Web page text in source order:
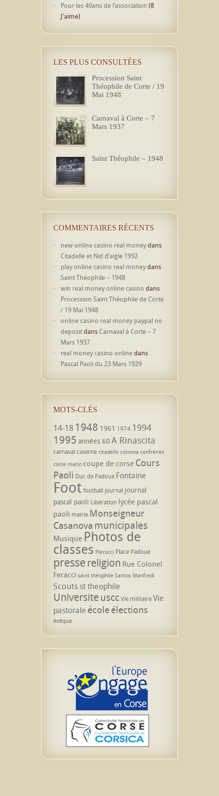
Pour les 40ans de l’association (8
J'aime)
LES PLUS CONSULTÉES
Procession Saint
Théophile de Corte / 19
Mai 1948
Carnaval à Corte – 7
Mars 1937
Saint Théophile – 1948
COMMENTAIRES RÉCENTS
new online casino real moneydans
Citadelle et Nid d’aigle 1992
play online casino real moneydans
Saint Théophile – 1948
win real money online casino dans
Procession Saint Théophile de Corte
/ 19 Mai 1948
online casino real money paypal no
depositdans Carnaval à Corte – 7
Mars 1937
real money casino onlinedans
Pascal Paoli du 23 Mars 1929
MOTS-CLÉS
14-18 1948 1961 1974 1994
1995 années 60 A Rinascita
carnaval caserne citadelle colonna confréries
corse matin coupe de corse Cours
Paoli Duc de Padoue Fontaine
Footfootball journal journal
pascal paoli Libération lycée pascal
paoli mairie Monseigneur
Casanova municipales
Musique Photos de
classes Pierucci Place Padoue
pressereligion Rue Colonel
Feracci saint théophile Santos Manfredi
Scoutsst theophile
UniversiteusccVie militaireVie
pastorale écoleélections
évêque